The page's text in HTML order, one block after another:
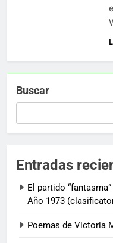
Buscar
Entradas
El partido
Año 1973
Poemas de Victoria